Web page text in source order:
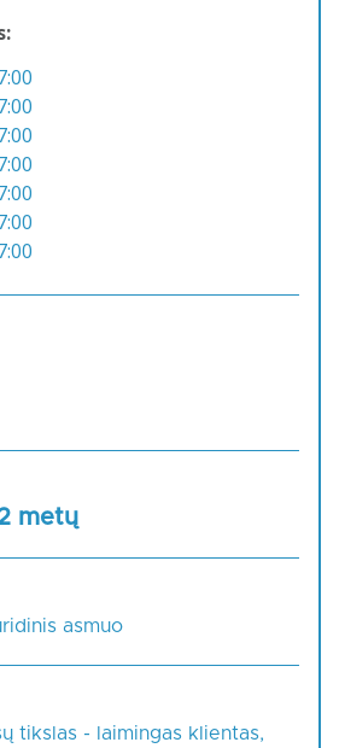
metų
asmuo
tikslas - laimingas klientas,